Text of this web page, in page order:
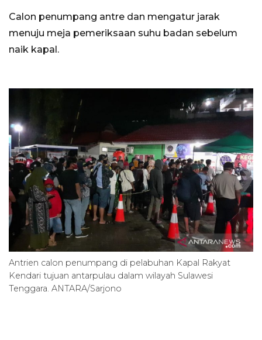
Calon penumpang antre dan mengatur jarak
menuju meja pemeriksaan suhu badan sebelum
naik kapal.
Antrien calon penumpang di pelabuhan Kapal Rakyat
Kendari tujuan antarpulau dalam wilayah Sulawesi
Tenggara. ANTARA/Sarjono